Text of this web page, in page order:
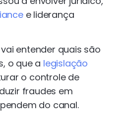
e liderança
entender quais são
o que a legislação
o controle de
fraudes em
do canal.